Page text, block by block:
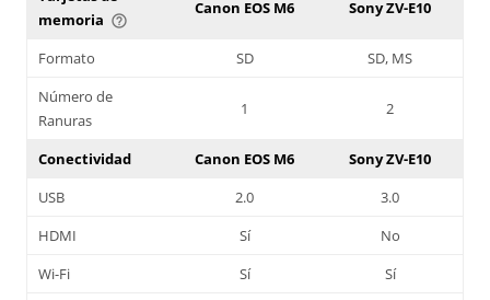
memoria help_outline
Canon EOS M6 Sony ZV-E10
Formato SD
SD, MS
Número de
Ranuras
1 2
Conectividad Canon EOS M6
Sony ZV-E10
USB
2.0
3.0
HDMI
Sí
No
Wi-Fi
Sí
Sí